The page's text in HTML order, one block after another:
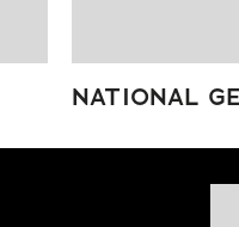
NATIONAL